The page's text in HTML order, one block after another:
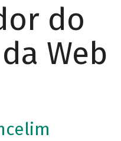
do
Web